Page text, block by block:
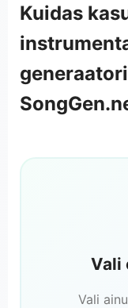
Kuidas
Vali
Vali